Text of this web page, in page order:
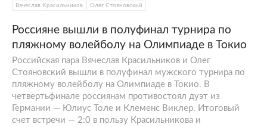
Вячеслав Красильников Олег Стояновский
Россияне вышли в полуфинал турнира по
пляжному волейболу на Олимпиаде в Токио
Российская пара Вячеслав Красильников и Олег
Стояновский вышли в полуфинал мужского турнира по
пляжному волейболу на Олимпиаде в Токио. В
четвертьфинале россиянам противостоял дуэт из
Германии — Юлиус Толе и Клеменс Виклер. Итоговый
счет встречи — 2:0 в пользу Красильникова и